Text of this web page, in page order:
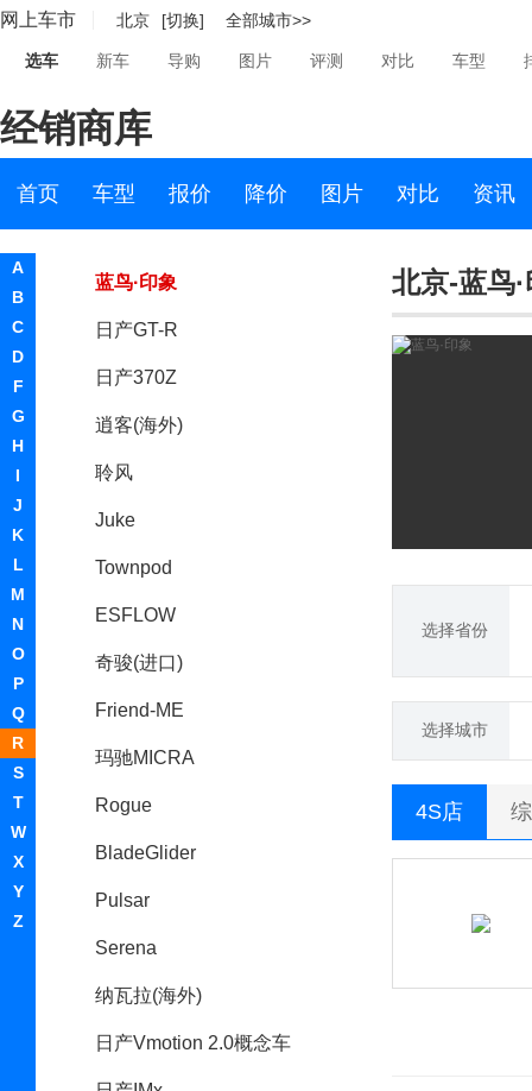
网上车市 北京 [切换] 全部城市>>
选车 新车 导购 图片 评测 对比 车型
经销商库
首页 车型 报价 降价 图片 对比 资讯
A
B
C
D
F
G
H
I
J
K
L
M
N
O
P
Q
R
S
T
W
X
Y
Z
西玛(海外)
途乐
Pathfinder
蓝鸟·印象
日产GT-R
日产370Z
逍客(海外)
聆风
Juke
Townpod
ESFLOW
奇骏(进口)
Friend-ME
玛驰MICRA
Rogue
BladeGlider
Pulsar
Serena
纳瓦拉(海外)
日产Vmotion 2.0概念车
北京-蓝鸟
选择省份
选择城市
4S店